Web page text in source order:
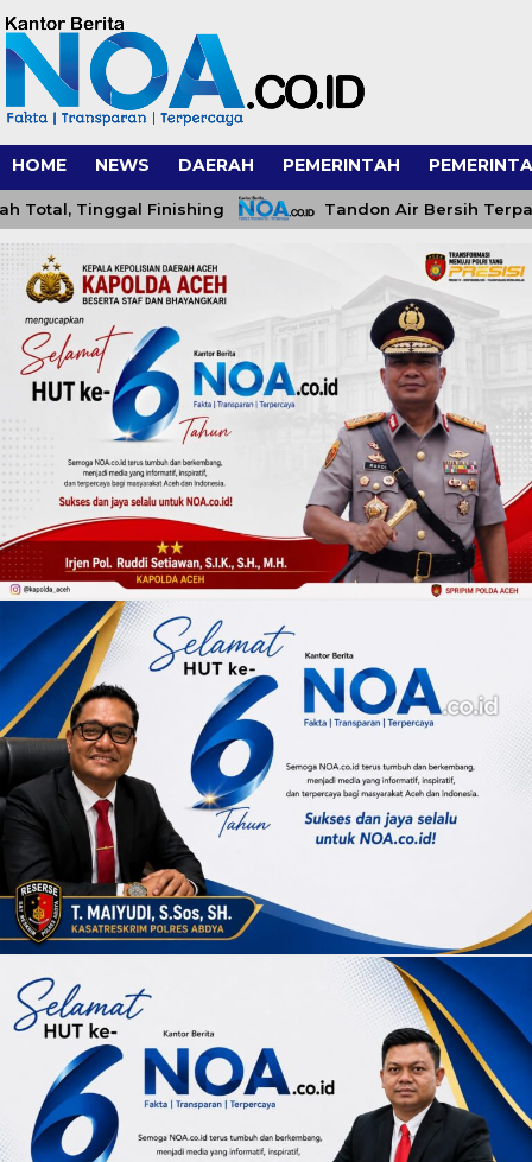
HOME NEWS DAERAH PEMERINTAH
Tinggal Finishing Tandon Air Bersih Terpasang,